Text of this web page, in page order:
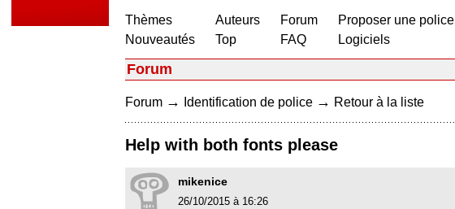
Thèmes
Nouveautés
Auteurs
Top
Forum
FAQ
Proposer une police
Logiciels
Forum
Forum → Identification de police → Retour à la liste
Help with both fonts please
mikenice
26/10/2015 à 16:26